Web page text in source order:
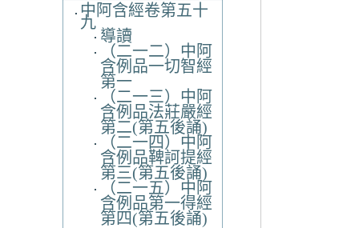
中阿含經卷第五十
九
導讀
（二一二）中阿
含例品一切智經
第一
（二一三）中阿
含例品法莊嚴經
第二(第五後誦)
（二一四）中阿
含例品鞞訶提經
第三(第五後誦)
（二一五）中阿
含例品第一得經
第四(第五後誦)